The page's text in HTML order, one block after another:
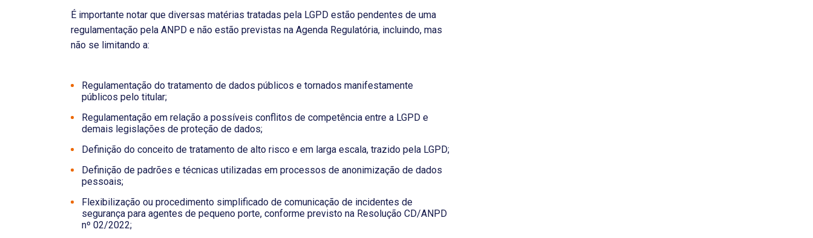
É importante notar que diversas matérias tratadas pela LGPD estão pendentes de uma
regulamentação pela ANPD e não estão previstas na Agenda Regulatória, incluindo, mas
não se limitando a:
Regulamentação do tratamento de dados públicos e tornados manifestamente
públicos pelo titular;
Regulamentação em relação a possíveis conflitos de competência entre a LGPD e
demais legislações de proteção de dados;
Definição do conceito de tratamento de alto risco e em larga escala, trazido pela LGPD;
Definição de padrões e técnicas utilizadas em processos de anonimização de dados
pessoais;
Flexibilização ou procedimento simplificado de comunicação de incidentes de
segurança para agentes de pequeno porte, conforme previsto na Resolução CD/ANPD
nº 02/2022;